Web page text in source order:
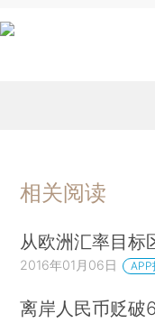
相关阅读
从欧洲汇率目标
2016年01月06日 APP
离岸人民币贬破